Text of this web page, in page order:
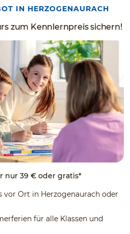
IN HERZOGENAURACH
zum Kennlernpreis sichern!
nur 39 € oder gratis*
vor Ort in Herzogenaurach oder
für alle Klassen und